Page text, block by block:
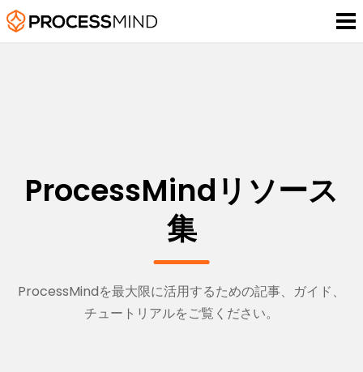
ProcessMindリソース
集
ProcessMindを最大限に活用するための記事、ガイド、
チュートリアルをご覧ください。